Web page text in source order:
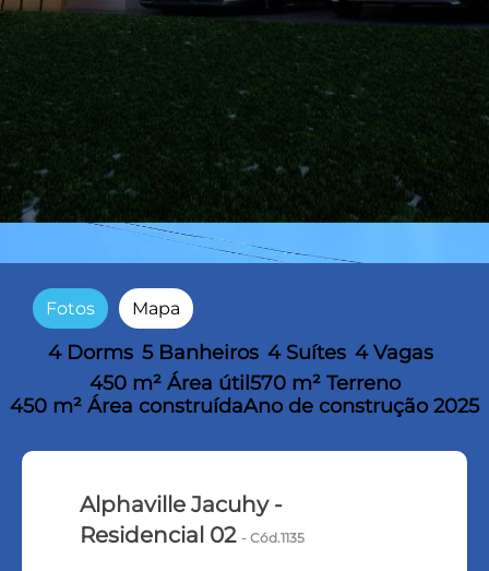
Fotos Mapa
4 Dorms 5 Banheiros 4 Suítes 4 Vagas
450 m² Área útil570 m² Terreno
450 m² Área construídaAno de construção 2025
Alphaville Jacuhy -
Residencial 02 - Cód.1135